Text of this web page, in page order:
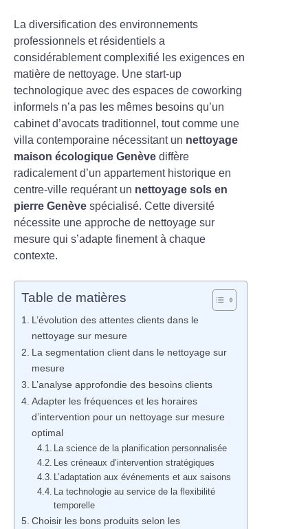
La diversification des environnements
professionnels et résidentiels a
considérablement complexifié les exigences en
matière de nettoyage. Une start-up
technologique avec des espaces de coworking
informels n’a pas les mêmes besoins qu’un
cabinet d’avocats traditionnel, tout comme une
villa contemporaine nécessitant un nettoyage
maison écologique Genève diffère
radicalement d’un appartement historique en
centre-ville requérant un nettoyage sols en
pierre Genève spécialisé. Cette diversité
nécessite une approche de nettoyage sur
mesure qui s’adapte finement à chaque
contexte.
Table de matières
L’évolution des attentes clients dans le
nettoyage sur mesure
La segmentation client dans le nettoyage sur
mesure
L’analyse approfondie des besoins clients
Adapter les fréquences et les horaires
d’intervention pour un nettoyage sur mesure
optimal
La science de la planification personnalisée
Les créneaux d’intervention stratégiques
L’adaptation aux événements et aux saisons
La technologie au service de la flexibilité
temporelle
Choisir les bons produits selon les